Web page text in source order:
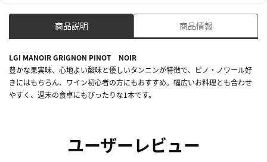
商品説明 商品情報
LGI MANOIR GRIGNON PINOT NOIR
豊かな果実味、心地よい酸味と優しいタンニンが特徴で、ピノ・ノワール好
きにはもちろん、ワイン初心者の方にもおすすめ。幅広いお料理とも合わせ
やすく、週末の食卓にもぴったりな1本です。
ユーザーレビュー